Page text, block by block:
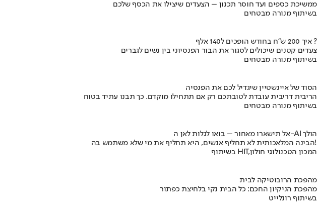
ממשיכת כספים ועד חוסר תכנון – הצעדים שיצילו את הכסף שלכם
בשיתוף מנורה מבטחים
איך 200 ש"ח בחודש הופכים ל140 אלף ?
צעדים קטנים שיכולים לסגור את הבור הפנסיוני בין נשים לגברים
בשיתוף מנורה מבטחים
הסוד של איינשטיין שיגדיל לכם את הפנסיה
הריבית דריבית עובדת לטובתכם רק אם תתחילו מוקדם. כך תבנו עתיד בטוח
בשיתוף מנורה מבטחים
אל תישארו מאחור – בואו לגלות לאן ה-AI הולך
הבינה המלאכותית לא תחליף אנשים, היא תחליף את מי שלא משתמש בה!
בשיתוף HIT,המכון הטכנולוגי חולון
מהפכת הרובוטיקה לבית
מהפכת הניקיון החכם: כל הבית נקי בלחיצת כפתור
בשיתוף רונלייט